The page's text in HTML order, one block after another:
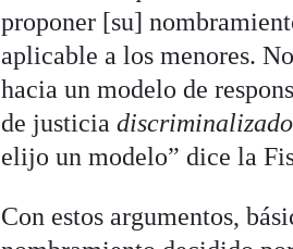
proponer [su]
aplicable a los menores.
hacia un modelo de
de justicia
elijo un modelo” dice la
Con estos argumentos,